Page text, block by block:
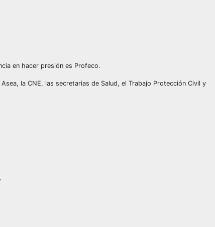
en hacer presión es Profeco.
la CNE, las secretarias de Salud, el Trabajo Protección Civil y